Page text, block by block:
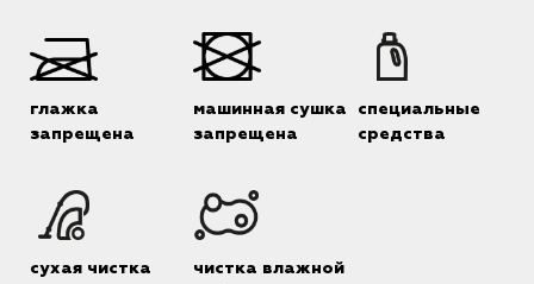
глажка
запрещена
машинная сушка
запрещена
специальные
средства
сухая чистка
чистка влажной